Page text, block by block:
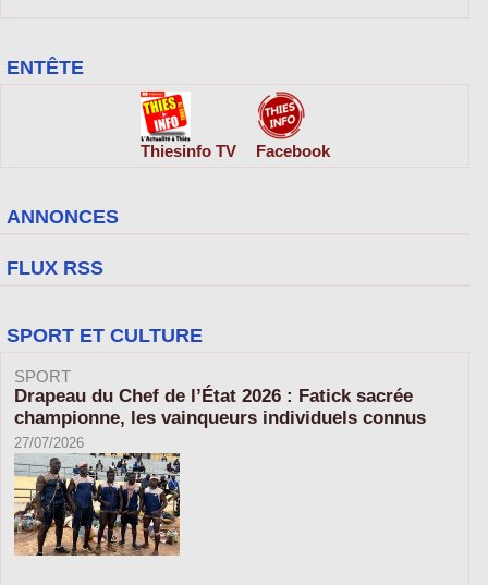
ENTÊTE
Thiesinfo TV Facebook
ANNONCES
FLUX RSS
SPORT ET CULTURE
SPORT
Drapeau du Chef de l’État 2026 : Fatick sacrée
championne, les vainqueurs individuels connus
27/07/2026